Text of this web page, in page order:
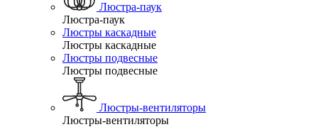
Люстра-паук
Люстра-паук
Люстры каскадные
Люстры каскадные
Люстры подвесные
Люстры подвесные
Люстры-вентиляторы
Люстры-вентиляторы